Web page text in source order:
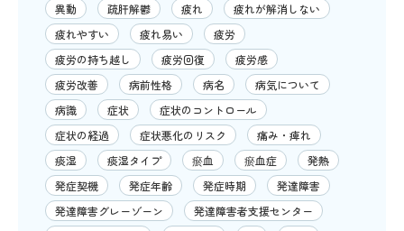
異動
疏肝解鬱 疲れ
疲れが解消しない
疲れやすい
疲れ易い
疲労
疲労の持ち越し
疲労回復
疲労感
疲労改善
病前性格 病名
病気について
病識
症状
症状のコントロール
症状の経過
症状悪化のリスク
痛み・痺れ
痰湿
痰湿タイプ 瘀血 瘀血症
発熱
発症契機
発症年齢 発症時期
発達障害
発達障害グレーゾーン
発達障害者支援センター